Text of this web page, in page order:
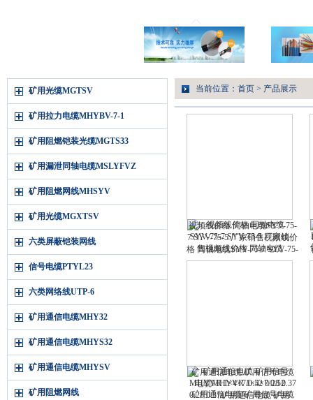
矿用光缆MGTSV
矿用拉力电缆MHYBV-7-1
矿用阻燃铠装光缆MGTS33
矿用漏泄同轴电缆MSLYFVZ
矿用阻燃网线MHSYV
矿用光缆MGXTSV
六类屏蔽铠装网线
信号电缆PTYL23
六类网络线UTP-6
矿用通信电缆MHY32
矿用通信电缆MHYS32
矿用通信电缆MHYSV
矿用阻燃网线
当前位置： 首页 > 产品展示
视频线价格 同轴电缆SYV-75-
7 SYV-75-5 厂家销售视频线价
格 同轴电缆SYV-75-7 SYV-75-
5 厂家销售
矿用通信电缆 矿用信号电缆
MHYVR 1×4×7/0.52 0.28 0.37
矿用通信电缆 矿用信号电缆